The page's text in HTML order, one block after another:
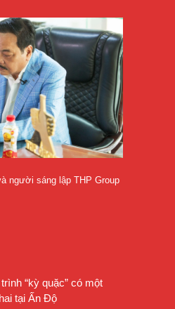
người sáng lập THP Group
“kỳ quặc” có một
tại Ấn Độ